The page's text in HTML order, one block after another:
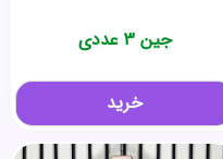
جین 3 عددی
خرید